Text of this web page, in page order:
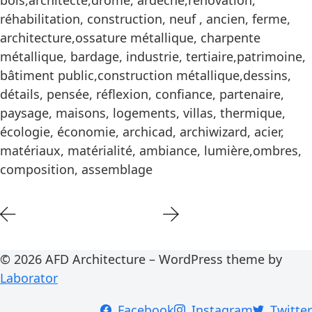
réhabilitation, construction, neuf , ancien, ferme,
architecture,ossature métallique, charpente
métallique, bardage, industrie, tertiaire,patrimoine,
bâtiment public,construction métallique,dessins,
détails, pensée, réflexion, confiance, partenaire,
paysage, maisons, logements, villas, thermique,
écologie, économie, archicad, archiwizard, acier,
matériaux, matérialité, ambiance, lumière,ombres,
composition, assemblage
© 2026 AFD Architecture – WordPress theme by
Laborator